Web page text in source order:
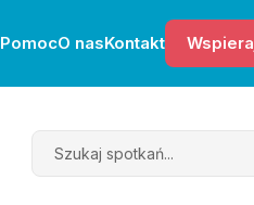
PomocO nasKontakt
Search